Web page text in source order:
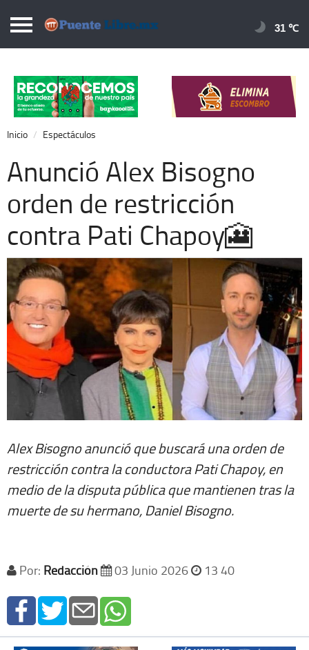
Puentelibre.mx
Local
Nacional
Opinión
Cronos
Economía
Espectáculos
Extra +
31 ℃
Inicio Espectáculos
Anunció Alex Bisogno
orden de restricción
contra Pati Chapoy🎦
Alex Bisogno anunció que buscará una orden de
restricción contra la conductora Pati Chapoy, en
medio de la disputa pública que mantienen tras la
muerte de su hermano, Daniel Bisogno.
Por: Redacción 03 Junio 2026 13 40